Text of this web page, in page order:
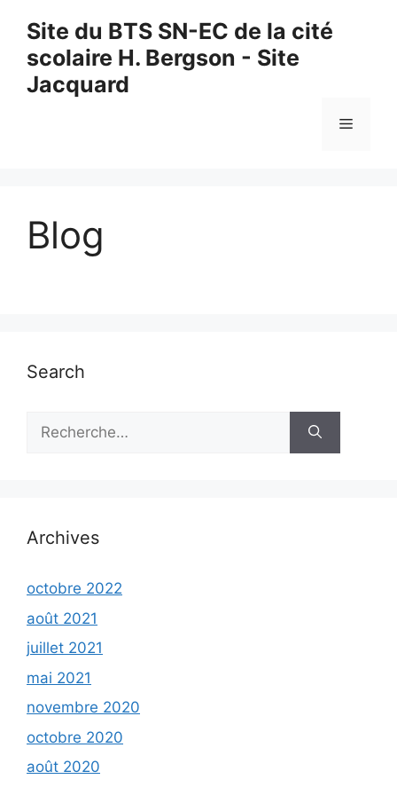
contenu
Site du BTS SN-EC de la cité
scolaire H. Bergson - Site
Jacquard
Menu
Blog
Search
Rechercher :
Archives
octobre 2022
août 2021
juillet 2021
mai 2021
novembre 2020
octobre 2020
août 2020